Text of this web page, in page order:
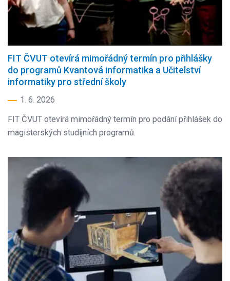
FIT ČVUT otevírá mimořádný termín pro přihlášky
do programů Kvantová informatika a Učitelství
informatiky pro střední školy
1. 6. 2026
FIT ČVUT otevírá mimořádný termín pro podání přihlášek do
magisterských studijních programů.